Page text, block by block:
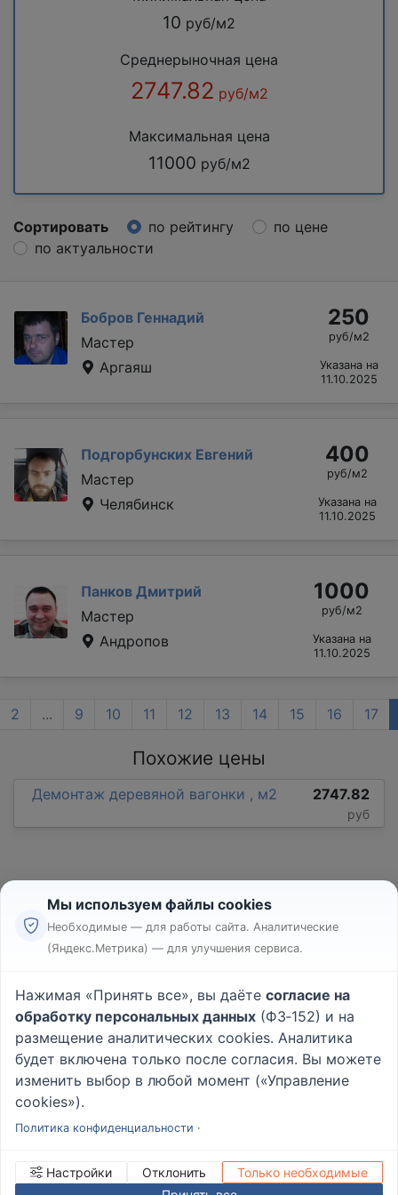
10 руб/м2
Среднерыночная цена
2747.82 руб/м2
Максимальная цена
11000 руб/м2
Сортировать по рейтингу
по цене
по актуальности
Бобров Геннадий
Мастер
Аргаяш
250
руб/м2
Указана на
11.10.2025
Подгорбунских Евгений
Мастер
Челябинск
400
руб/м2
Указана на
11.10.2025
Панков Дмитрий
Мастер
Андропов
1000
руб/м2
Указана на
11.10.2025
2 ... 9 10 11 12 13 14 15 16 17
Похожие цены
Демонтаж деревяной вагонки , м2 2747.82
руб
Реклама
Пользовательское соглашение
Политика конфиденциальности
Вопрос - Ответ|О проекте
Мы используем файлы cookies
Необходимые — для работы сайта. Аналитические
(Яндекс.Метрика) — для улучшения сервиса.
Нажимая «Принять все», вы даёте согласие на
обработку персональных данных (ФЗ‑152) и на
размещение аналитических cookies. Аналитика
будет включена только после согласия. Вы можете
изменить выбор в любой момент («Управление
cookies»).
Политика конфиденциальности ·
Настройки Отклонить
Только необходимые